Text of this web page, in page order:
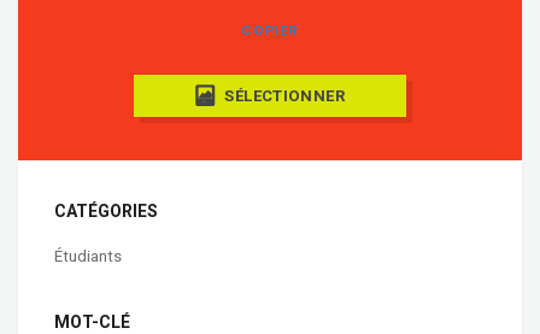
COPIER
SÉLECTIONNER
CATÉGORIES
Étudiants
MOT-CLÉ